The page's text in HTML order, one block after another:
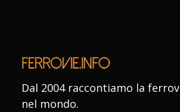
Dal 2004 raccontiamo la
nel mondo.